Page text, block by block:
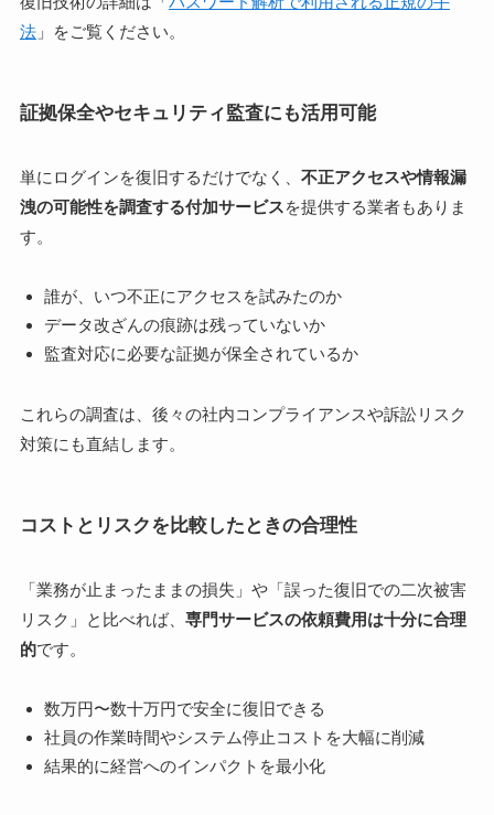
法」をご覧ください。
証拠保全やセキュリティ監査にも活用可能
単にログインを復旧するだけでなく、 不正アクセスや情報漏
洩の可能性を調査する付加サービスを提供する業者もありま
す。
誰が、いつ不正にアクセスを試みたのか
データ改ざんの痕跡は残っていないか
監査対応に必要な証拠が保全されているか
これらの調査は、後々の社内コンプライアンスや訴訟リスク
対策にも直結します。
コストとリスクを比較したときの合理性
「業務が止まったままの損失」や「誤った復旧での二次被害
リスク」と比べれば、 専門サービスの依頼費用は十分に合理
的です。
数万円〜数十万円で安全に復旧できる
社員の作業時間やシステム停止コストを大幅に削減
結果的に経営へのインパクトを最小化